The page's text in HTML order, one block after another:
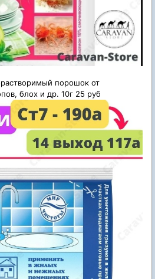
порошок от
блох и др. 10г 25 руб